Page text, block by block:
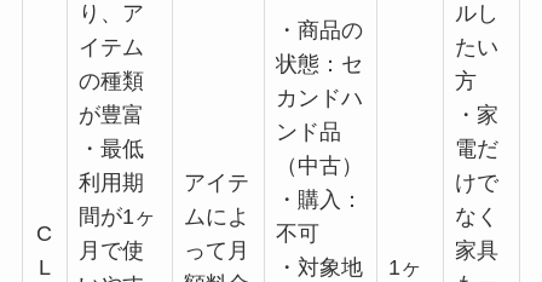
C
L
り、ア
イテム
の種類
が豊富
・最低
利用期
間が1ヶ
月で使
アイテ
ムによ
って月
・商品の
状態：セ
カンドハ
ンド品
（中古）
・購入：
不可
・対象地
1ヶ
ルし
たい
方
・家
電だ
けで
なく
家具